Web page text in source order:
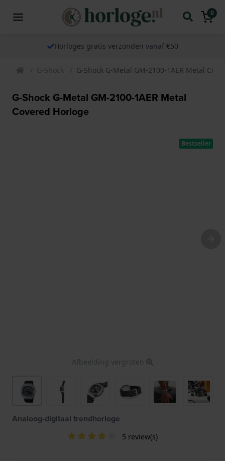
0
Horloges gratis verzonden vanaf €50
G-Shock G-Shock G-Metal GM-2100-1AER Metal
G-Shock G-Metal GM-2100-1AER Metal
Covered Horloge
Bestseller
Afbeelding vergroten
Analoog-digitaal trendhorloge
5 review(s)